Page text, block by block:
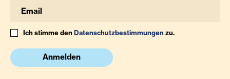
Ich stimme denDatenschutzbestimmungenzu.
Anmelden